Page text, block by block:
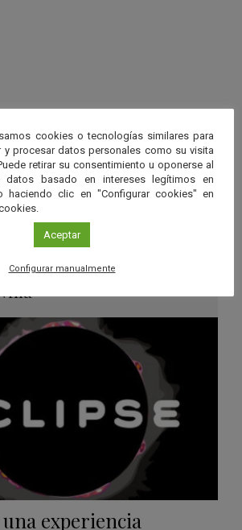
Ver más
- 26 ENE 2028
/Gérgal
una experiencia
cookies o tecnologías similares para
y procesar datos personales como su visita
retirar su consentimiento u oponerse al
datos basado en intereses legítimos en
haciendo clic en "Configurar cookies" en
Aceptar
Configurar manualmente